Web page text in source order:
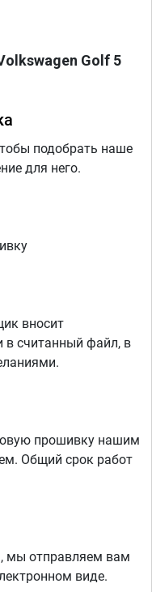
Golf 5
подобрать наше
для него.
вносит
в считанный файл, в
прошивку нашим
Общий срок работ
мы отправляем вам
виде.